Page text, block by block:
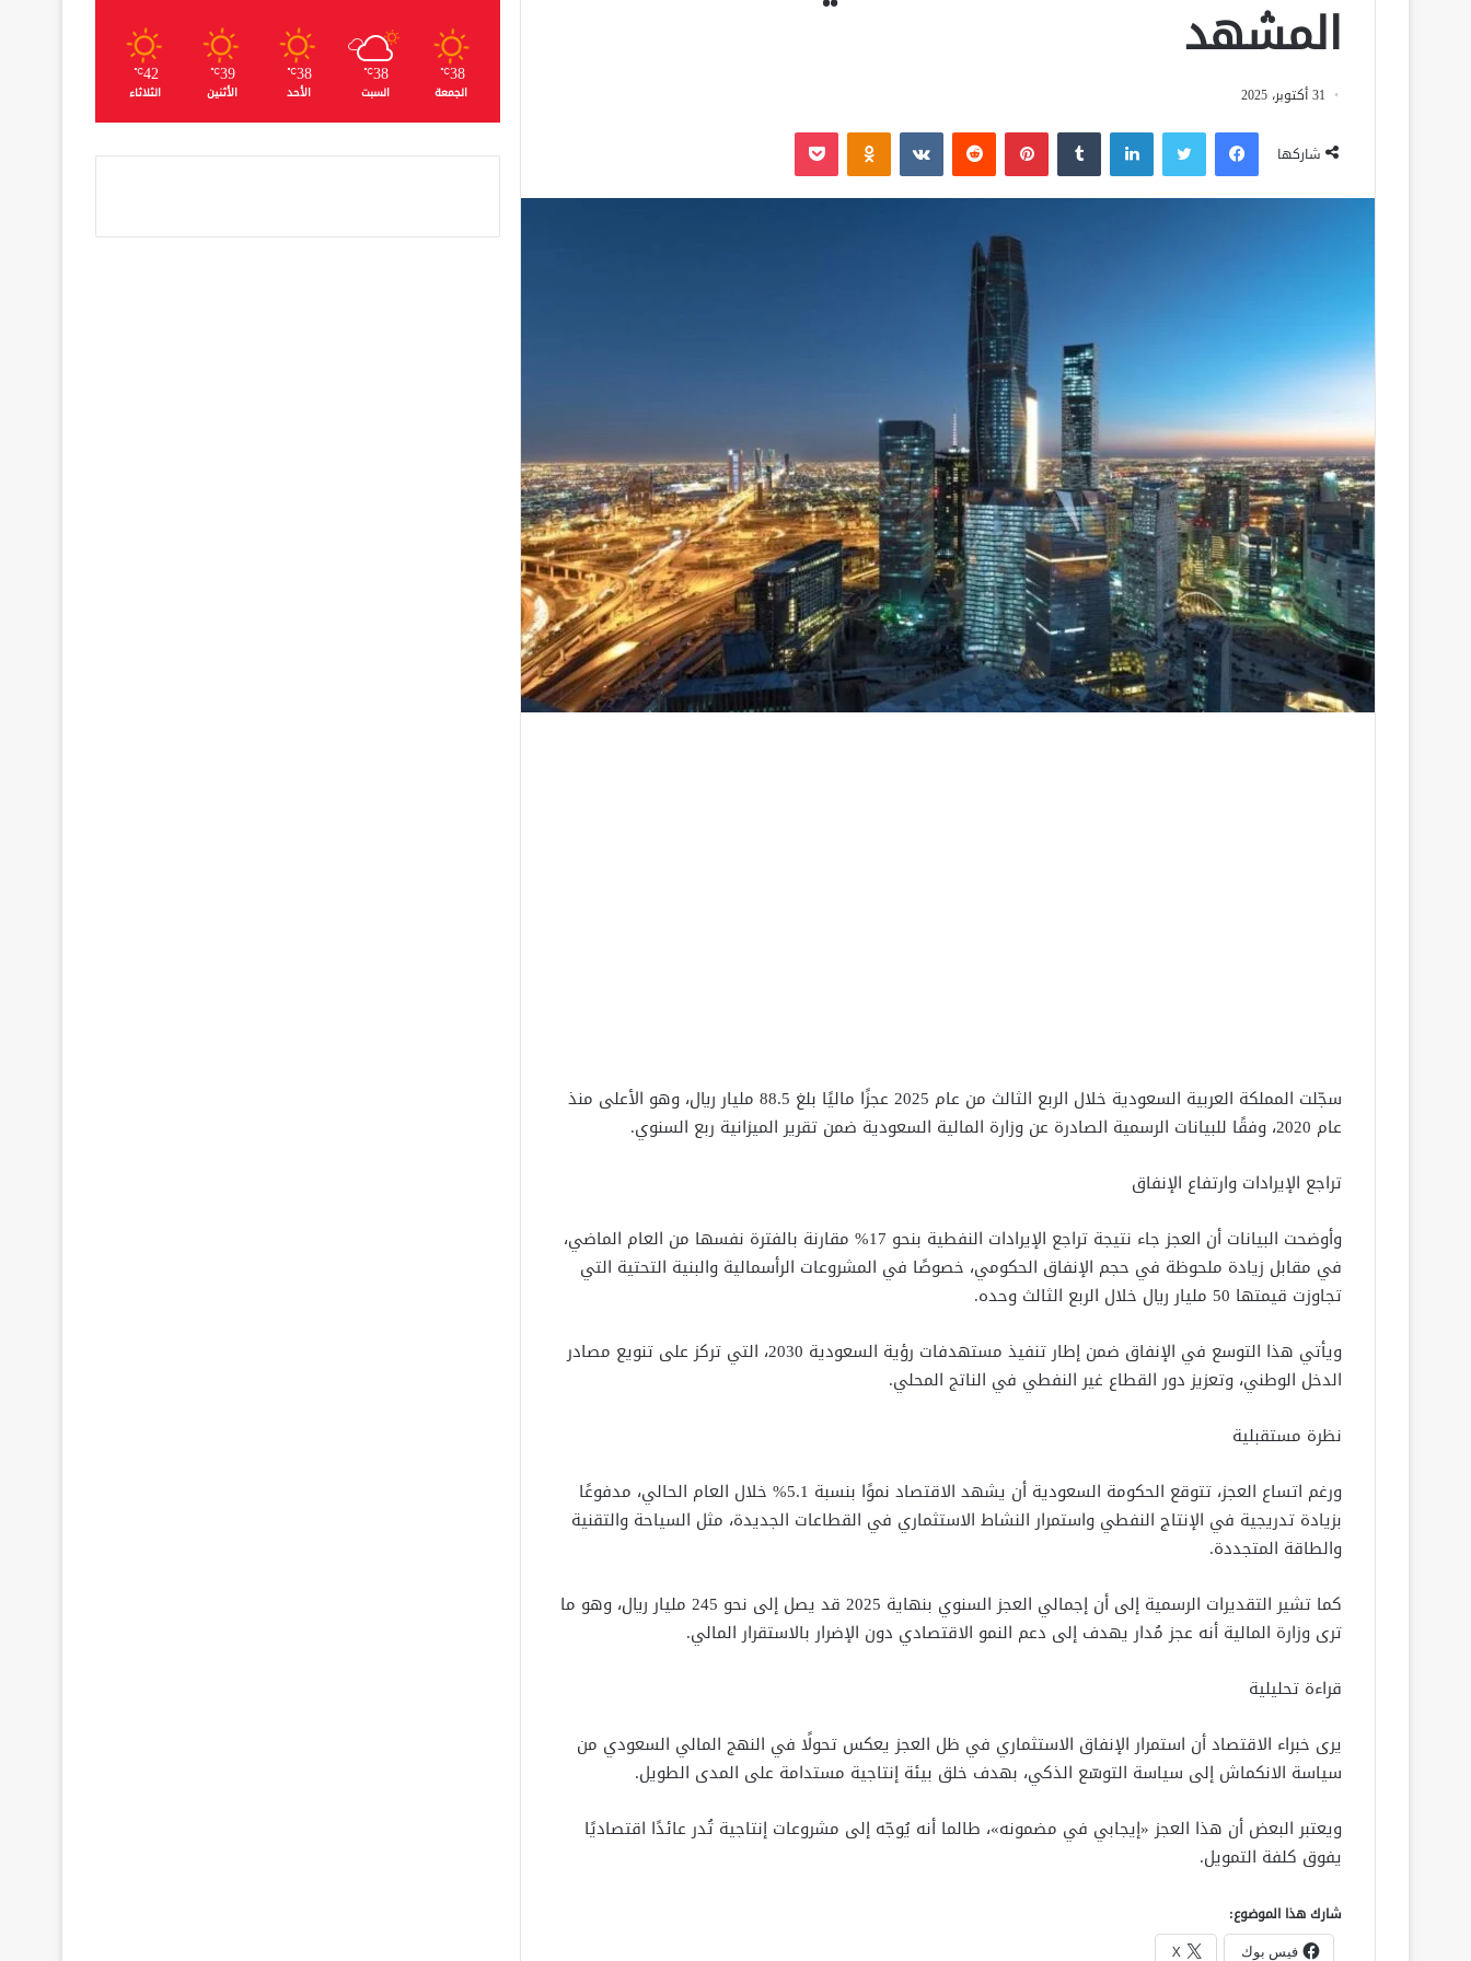
المشهد
31 أكتوبر، 2025
شاركها
فيسبوك لينكدإن بينتيريست
سجّلت المملكة العربية السعودية خلال الربع الثالث من عام 2025 عجزًا ماليًا بلغ 88.5 مليار ريال، وهو الأعلى منذ
عام 2020، وفقًا للبيانات الرسمية الصادرة عن وزارة المالية السعودية ضمن تقرير الميزانية ربع السنوي.
تراجع الإيرادات وارتفاع الإنفاق
وأوضحت البيانات أن العجز جاء نتيجة تراجع الإيرادات النفطية بنحو 17% مقارنة بالفترة نفسها من العام الماضي،
في مقابل زيادة ملحوظة في حجم الإنفاق الحكومي، خصوصًا في المشروعات الرأسمالية والبنية التحتية التي
تجاوزت قيمتها 50 مليار ريال خلال الربع الثالث وحده.
ويأتي هذا التوسع في الإنفاق ضمن إطار تنفيذ مستهدفات رؤية السعودية 2030، التي تركز على تنويع مصادر
الدخل الوطني، وتعزيز دور القطاع غير النفطي في الناتج المحلي.
نظرة مستقبلية
ورغم اتساع العجز، تتوقع الحكومة السعودية أن يشهد الاقتصاد نموًا بنسبة 5.1% خلال العام الحالي، مدفوعًا
بزيادة تدريجية في الإنتاج النفطي واستمرار النشاط الاستثماري في القطاعات الجديدة، مثل السياحة والتقنية
والطاقة المتجددة.
كما تشير التقديرات الرسمية إلى أن إجمالي العجز السنوي بنهاية 2025 قد يصل إلى نحو 245 مليار ريال، وهو ما
ترى وزارة المالية أنه عجز مُدار يهدف إلى دعم النمو الاقتصادي دون الإضرار بالاستقرار المالي.
قراءة تحليلية
يرى خبراء الاقتصاد أن استمرار الإنفاق الاستثماري في ظل العجز يعكس تحولًا في النهج المالي السعودي من
سياسة الانكماش إلى سياسة التوسّع الذكي، بهدف خلق بيئة إنتاجية مستدامة على المدى الطويل.
ويعتبر البعض أن هذا العجز «إيجابي في مضمونه»، طالما أنه يُوجّه إلى مشروعات إنتاجية تُدر عائدًا اقتصاديًا
يفوق كلفة التمويل.
شارك هذا الموضوع:
فيس بوك X
38
℃
الجمعة
38
℃
السبت
38
℃
الأحد
39
℃
الأثنين
42
℃
الثلاثاء